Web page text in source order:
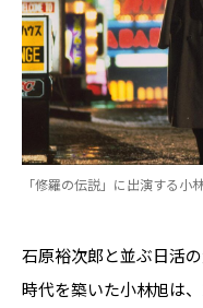
「修羅の伝説」に出演する小
石原裕次郎と並ぶ日活
時代を築いた小林旭は